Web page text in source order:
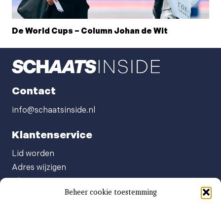
Beheer cookie toestemming
De World Cups – Column Johan de Wit
Contact
info@schaatsinside.nl
Klantenservice
Lid worden
Adres wijzigen
Abonnement opzeggen